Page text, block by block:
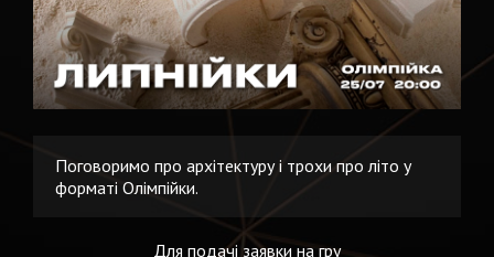
Поговоримо про архітектуру і трохи про літо у
форматі Олімпійки.
Для подачі заявки на гру